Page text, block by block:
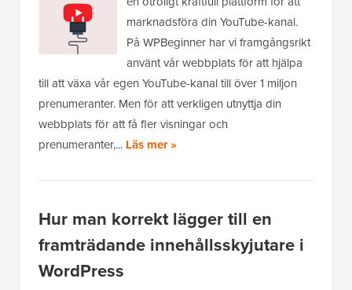
marknadsföra din YouTube-kanal.
På WPBeginner har vi framgångsrikt
använt vår webbplats för att hjälpa
till att växa vår egen YouTube-kanal till över 1 miljon
prenumeranter. Men för att verkligen utnyttja din
webbplats för att få fler visningar och
prenumeranter,... Läs mer »
Hur man korrekt lägger till en
framträdande innehållsskyjutare i
WordPress